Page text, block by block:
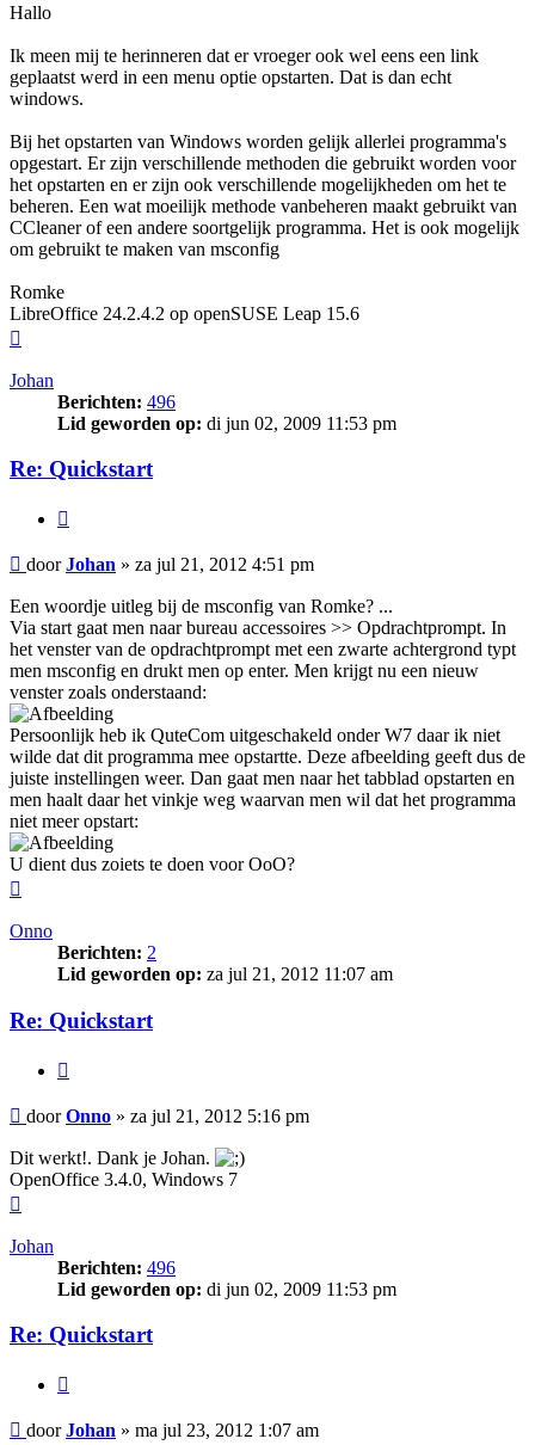
Hallo
Ik meen mij te herinneren dat er vroeger ook wel eens een link
geplaatst werd in een menu optie opstarten. Dat is dan echt
windows.
Bij het opstarten van Windows worden gelijk allerlei programma's
opgestart. Er zijn verschillende methoden die gebruikt worden voor
het opstarten en er zijn ook verschillende mogelijkheden om het te
beheren. Een wat moeilijk methode vanbeheren maakt gebruikt van
CCleaner of een andere soortgelijk programma. Het is ook mogelijk
om gebruikt te maken van msconfig
Romke
LibreOffice 24.2.4.2 op openSUSE Leap 15.6
Johan
Berichten: 496
Lid geworden op: di jun 02, 2009 11:53 pm
Re: Quickstart
Bericht
doorJohan » za jul 21, 2012 4:51 pm
Een woordje uitleg bij de msconfig van Romke? ...
Via start gaat men naar bureau accessoires >> Opdrachtprompt. In
het venster van de opdrachtprompt met een zwarte achtergrond typt
men msconfig en drukt men op enter. Men krijgt nu een nieuw
venster zoals onderstaand:
Persoonlijk heb ik QuteCom uitgeschakeld onder W7 daar ik niet
wilde dat dit programma mee opstartte. Deze afbeelding geeft dus de
juiste instellingen weer. Dan gaat men naar het tabblad opstarten en
men haalt daar het vinkje weg waarvan men wil dat het programma
niet meer opstart:
U dient dus zoiets te doen voor OoO?
Onno
Berichten: 2
Lid geworden op: za jul 21, 2012 11:07 am
Re: Quickstart
Bericht
doorOnno » za jul 21, 2012 5:16 pm
Dit werkt!. Dank je Johan.
OpenOffice 3.4.0, Windows 7
Johan
Berichten: 496
Lid geworden op: di jun 02, 2009 11:53 pm
Re: Quickstart
Bericht
doorJohan » ma jul 23, 2012 1:07 am